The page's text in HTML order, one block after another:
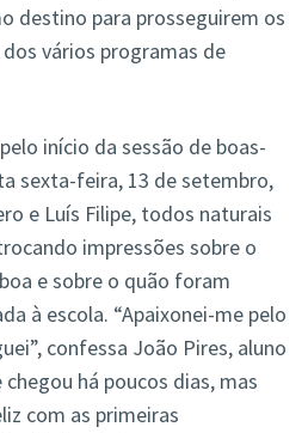
destino para prosseguirem os
vários programas de
início da sessão de boas-
sexta-feira, 13 de setembro,
e Luís Filipe, todos naturais
impressões sobre o
e sobre o quão foram
à escola. “Apaixonei-me pelo
confessa João Pires, aluno
há poucos dias, mas
com as primeiras